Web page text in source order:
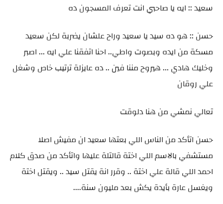
سعيد :: ايه يا صاحبي انت تعرف المسجون ده
حسن :: هو ده سيد يا سعيد وراح علشان يضربة لكن سعيد
مسكة من ايده وبصوت واطي.. احنا اتفقنا علي ايه ... اصبر
وخليك هادي ... هيروح مننا فين .. ده عايزلة ترتيب خاص وشغل
علي روقان
تعالي نمشي من هنا دلوقت
حسن اتأكد من الناس اللي بعتها سعيد ان مفيش اصلا
مستشفي بالاسم اللي اختة قالتلة عليها واتأكد من صدق كلام
احمد اللي قالة علي اختة .. وقرر انة يقتل سيد .. ويقتل اختة
ويغسل عارة بأيدة يكش بعد مليون سنة....